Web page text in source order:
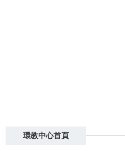
環教中心首頁